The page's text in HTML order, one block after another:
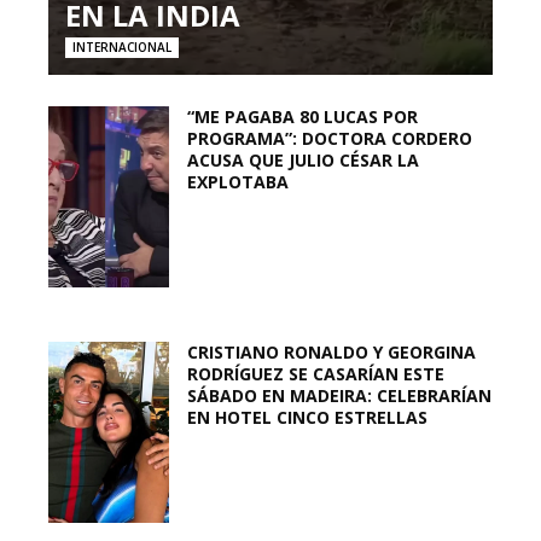
EN LA INDIA
INTERNACIONAL
“ME PAGABA 80 LUCAS POR
PROGRAMA”: DOCTORA CORDERO
ACUSA QUE JULIO CÉSAR LA
EXPLOTABA
CRISTIANO RONALDO Y GEORGINA
RODRÍGUEZ SE CASARÍAN ESTE
SÁBADO EN MADEIRA: CELEBRARÍAN
EN HOTEL CINCO ESTRELLAS